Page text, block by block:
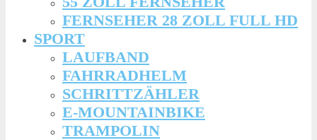
FERNSEHER 28 ZOLL FULL HD
SPORT
LAUFBAND
FAHRRADHELM
SCHRITTZÄHLER
E-MOUNTAINBIKE
TRAMPOLIN